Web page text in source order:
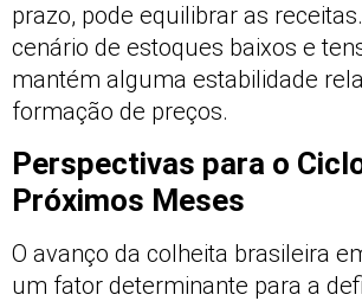
prazo, pode equilibrar as
cenário de estoques baixos e
mantém alguma estabilidade
formação de preços.
Perspectivas para o
Próximos Meses
O avanço da colheita brasileira
um fator determinante para a